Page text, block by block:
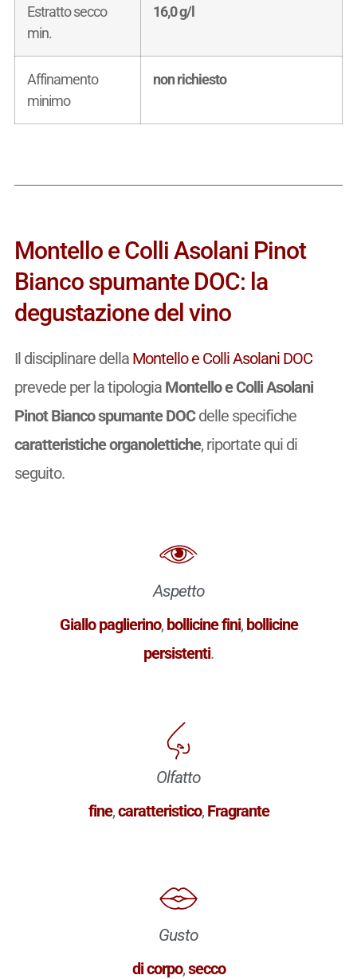
Estratto secco
min.
16,0 g/l
Affinamento
minimo
non richiesto
Montello e Colli Asolani Pinot
Bianco spumante DOC: la
degustazione del vino
Il disciplinare della Montello e Colli Asolani DOC
prevede per la tipologia Montello e Colli Asolani
Pinot Bianco spumante DOCdelle specifiche
caratteristiche organolettiche, riportate qui di
seguito.
Aspetto
Giallo paglierino, bollicine fini, bollicine
persistenti.
Olfatto
fine,caratteristico, Fragrante
Gusto
di corpo,secco